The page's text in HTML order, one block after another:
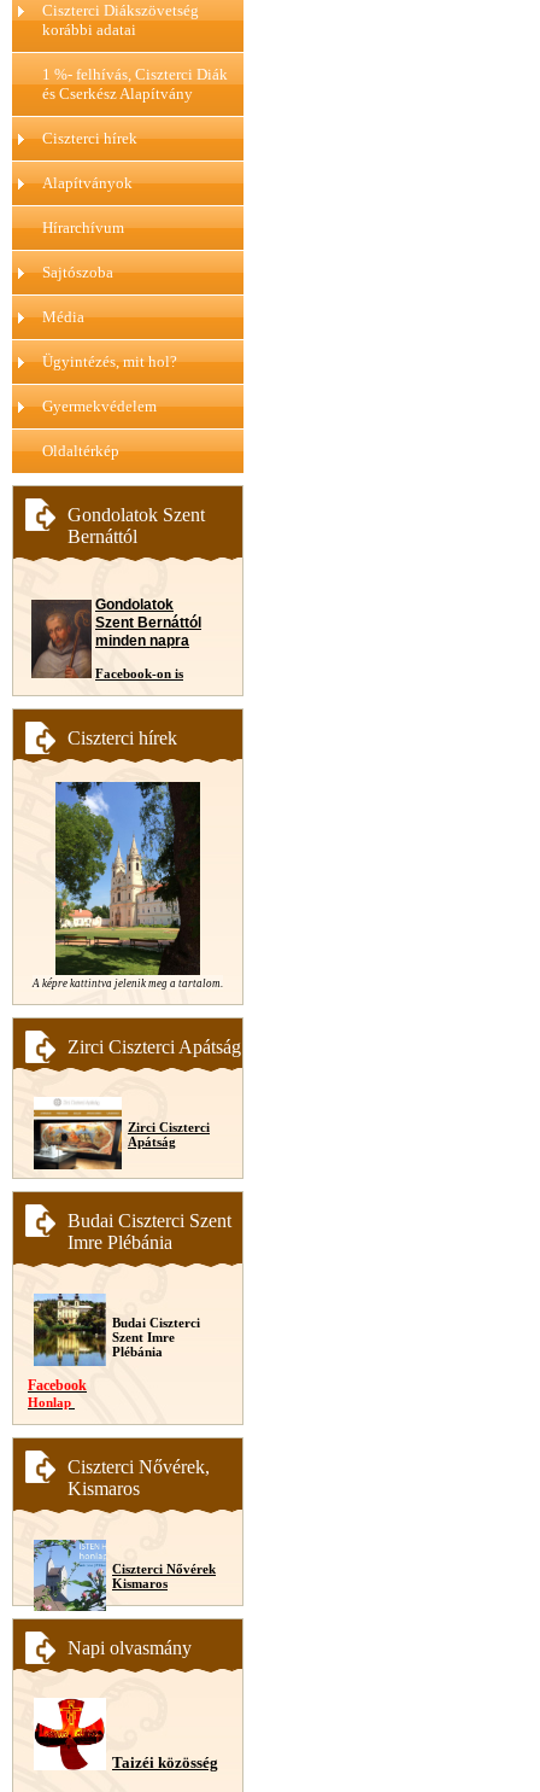
Ciszterci Diákszövetség
korábbi adatai
1 %- felhívás, Ciszterci Diák
és Cserkész Alapítvány
Ciszterci hírek
Alapítványok
Hírarchívum
Sajtószoba
Média
Ügyintézés, mit hol?
Gyermekvédelem
Oldaltérkép
Gondolatok Szent
Bernáttól
Gondolatok
Szent Bernáttól
minden napra
Facebook-on is
Ciszterci hírek
A képre kattintva jelenik meg a tartalom.
Zirci Ciszterci Apátság
Zirci Ciszterci
Apátság
Budai Ciszterci Szent
Imre Plébánia
Budai Ciszterci
Szent Imre
Plébánia
Facebook
Honlap
Ciszterci Nővérek,
Kismaros
Ciszterci Nővérek
Kismaros
Napi olvasmány
Taizéi közösség